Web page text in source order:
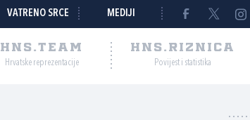
VATRENO SRCE MEDIJI
HNS.TEAM
Hrvatske reprezentacije
HNS.RIZNICA
Povijest i statistika